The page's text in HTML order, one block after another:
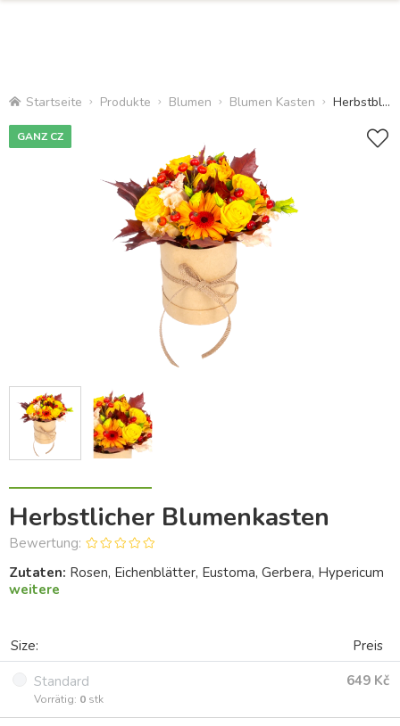
Startseite Produkte Blumen Blumen Kasten Herbstblumenkasten
GANZ CZ
Herbstlicher Blumenkasten
Bewertung:
Zutaten: Rosen, Eichenblätter, Eustoma, Gerbera, Hypericum
weitere
Size:
Preis
Standard
Vorrätig: 0 stk
649 Kč